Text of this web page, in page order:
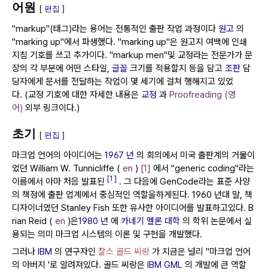
어원 [ 편집 ]
"markup"(태그)라는 용어는 전통적인 출판 작업 과정이다 원고 의
"marking up"에서 파생했다. "marking up"은 원고지 여백에 인쇄
지침 기호를 쓰고 추가이다. "markup men"및 교정라는 전문가가 문
장의 각 부분에 어떤 스타일, 글꼴 크기를 적용할지 등을 담고 조판 담
당자에게 문서를 전달하는 작업이 몇 세기에 걸쳐 행해지고 있었
다. (교정 기호에 대한 자세한 내용은 교정 과 Proofreading (영
어) 외부 링크이다.)
초기 [ 편집 ]
마크업 언어의 아이디어는 1967 년 의 회의에서 미국 출판계의 거물이
었던 William W. Tunnicliffe ( en ) [1] 에서 "generic coding"라는
이름에서 아마 처음 발표된 [1 ] . 그 다음에 GenCode라는 표준 사양
의 책정에 출판 업계에서 중심적인 역할을하게된다. 1960 년대 말, 책
디자이너였던 Stanley Fish 또한 유사한 아이디어를 발표하고있다. B
rian Reid ( en )은1980 년 에 카네기 멜론 대학 의 학위 논문에서 실
용되는 의미 마크업 시스템의 이론 및 구현을 개발했다.
그러나 IBM 의 연구자인 찰스 골드 씨랑 가 지금은 널리 "마크업 언어
의 아버지 '로 알려져있다. 골드 씨랑은 IBM GML 의 개발에 큰 역할